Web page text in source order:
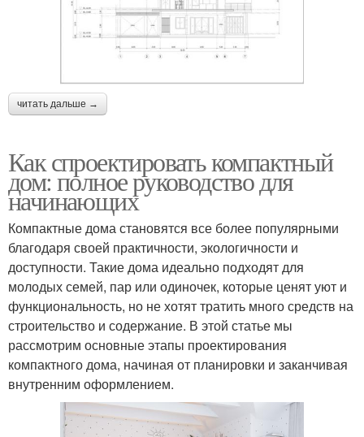
читать дальше →
Как спроектировать компактный
дом: полное руководство для
начинающих
Компактные дома становятся все более популярными
благодаря своей практичности, экологичности и
доступности. Такие дома идеально подходят для
молодых семей, пар или одиночек, которые ценят уют и
функциональность, но не хотят тратить много средств на
строительство и содержание. В этой статье мы
рассмотрим основные этапы проектирования
компактного дома, начиная от планировки и заканчивая
внутренним оформлением.